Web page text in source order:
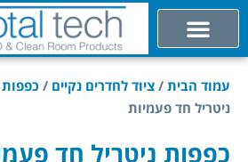
עמוד הבית / ציוד לחדרים נקיים /
ניטריל חד פעמיות
כפפות ניטריל חד